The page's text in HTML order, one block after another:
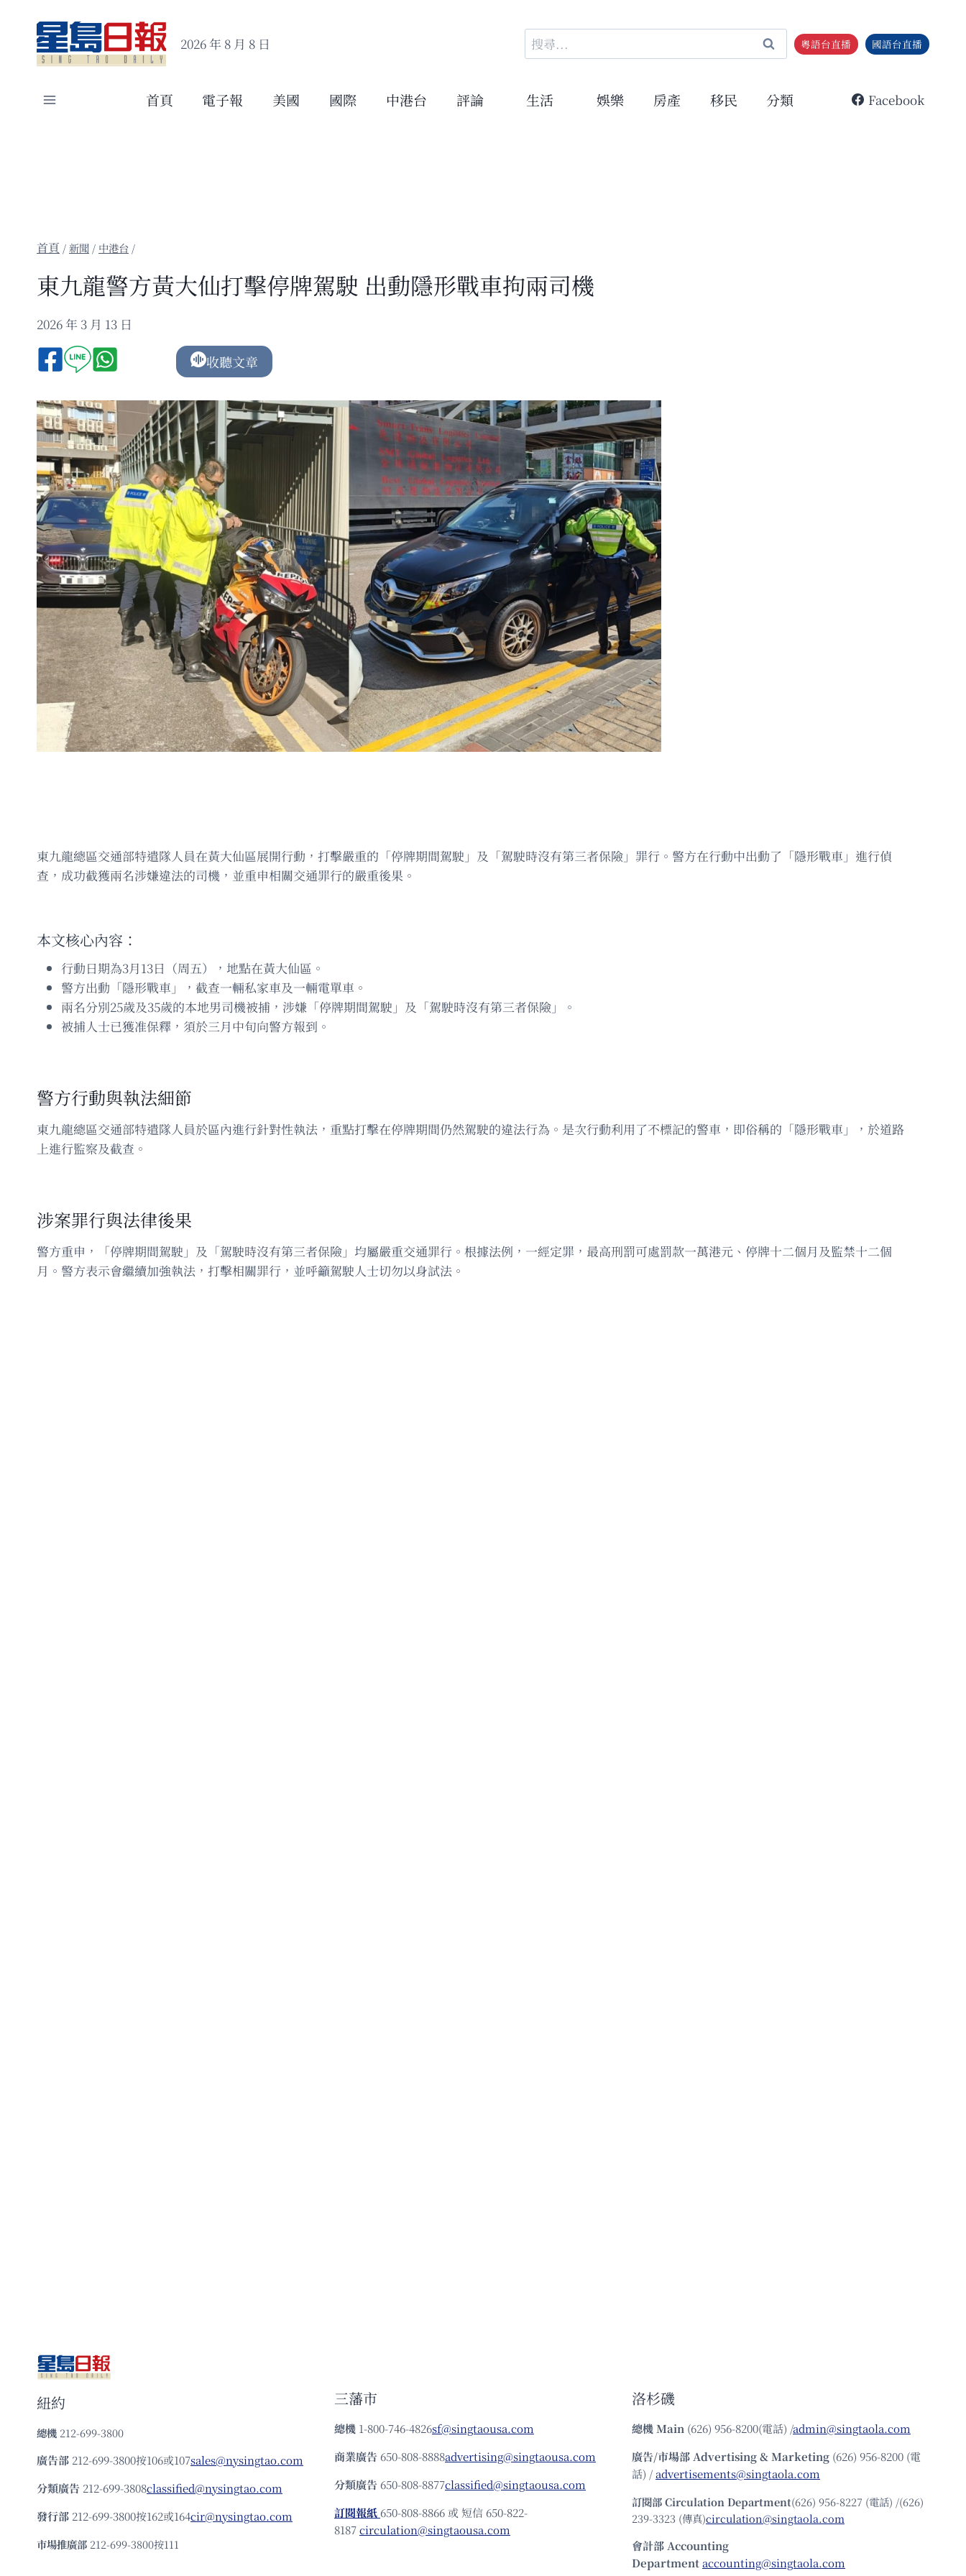
content
2026 年 8 月 8 日
搜
尋
鍵
粵語台直播 國語台直播
首頁 電子報 美國 國際 中港台 評論 生活 娛樂 房產 移民 分類 Facebook
/新聞 / 中港台 /
東九龍警方黃大仙打擊停牌駕駛 出動隱形戰車拘兩司機
2026 年 3 月 13 日
收聽文章
東九龍總區交通部特遣隊人員在黃大仙區展開行動，打擊嚴重的「停牌期間駕駛」及「駕駛時沒有第三者保險」罪行。警方在行動中出動了「隱形戰車」進行偵
查，成功截獲兩名涉嫌違法的司機，並重申相關交通罪行的嚴重後果。
本文核心內容：
行動日期為3月13日（周五），地點在黃大仙區。
警方出動「隱形戰車」，截查一輛私家車及一輛電單車。
兩名分別25歲及35歲的本地男司機被捕，涉嫌「停牌期間駕駛」及「駕駛時沒有第三者保險」。
被捕人士已獲准保釋，須於三月中旬向警方報到。
警方行動與執法細節
東九龍總區交通部特遣隊人員於區內進行針對性執法，重點打擊在停牌期間仍然駕駛的違法行為。是次行動利用了不標記的警車，即俗稱的「隱形戰車」，於道路
上進行監察及截查。
涉案罪行與法律後果
警方重申，「停牌期間駕駛」及「駕駛時沒有第三者保險」均屬嚴重交通罪行。根據法例，一經定罪，最高刑罰可處罰款一萬港元、停牌十二個月及監禁十二個
月。警方表示會繼續加強執法，打擊相關罪行，並呼籲駕駛人士切勿以身試法。
紐約
總機 212-699-3800
廣告部 212-699-3800按106或107sales@nysingtao.com
分類廣告 212-699-3808classified@nysingtao.com
發⾏部 212-699-3800按162或164cir@nysingtao.com
市場推廣部 212-699-3800按111
三藩市
總機 1-800-746-4826sf@singtaousa.com
商業廣告 650-808-8888advertising@singtaousa.com
分類廣告 650-808-8877classified@singtaousa.com
訂閱報紙 650-808-8866 或 短信 650-822-
8187circulation@singtaousa.com
洛杉磯
總機Main (626) 956-8200(電話) /admin@singtaola.com
廣告/市場部Advertising & Marketing (626) 956-8200 (電
話) /advertisements@singtaola.com
訂閱部 Circulation Department(626) 956-8227 (電話) /(626)
239-3323 (傳真)circulation@singtaola.com
會計部 Accounting
Departmentaccounting@singtaola.com